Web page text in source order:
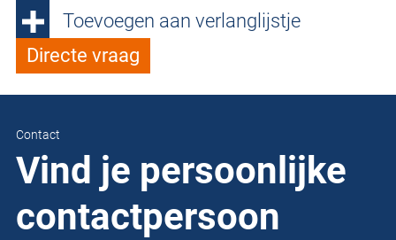
Toevoegen aan verlanglijstje
Directe vraag
Contact
Vind je persoonlijke
contactpersoon